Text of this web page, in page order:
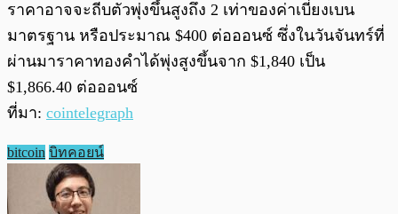
ราคาอาจจะถีบตัวพุ่งขึ้นสูงถึง 2 เท่าของค่าเบี่ยงเบน
มาตรฐาน หรือประมาณ $400 ต่อออนซ์ ซึ่งในวันจันทร์ที่
ผ่านมาราคาทองคำได้พุ่งสูงขึ้นจาก $1,840 เป็น
$1,866.40 ต่อออนซ์
ที่มา: cointelegraph
bitcoin บิทคอยน์